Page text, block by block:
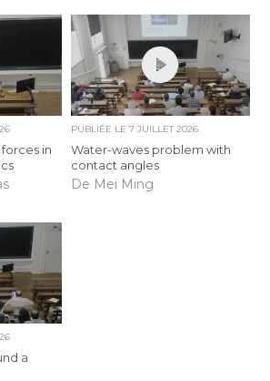
in
PUBLIÉE LE 7 JUILLET 2026
Water-waves problem with
contact angles
De Mei Ming
a